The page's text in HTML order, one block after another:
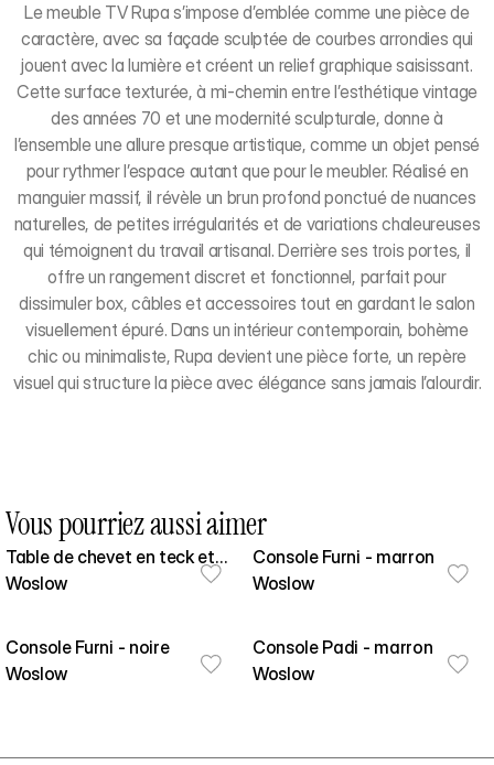
Le meuble TV Rupa s’impose d’emblée comme une pièce de
caractère, avec sa façade sculptée de courbes arrondies qui
jouent avec la lumière et créent un relief graphique saisissant.
Cette surface texturée, à mi-chemin entre l’esthétique vintage
des années 70 et une modernité sculpturale, donne à
l’ensemble une allure presque artistique, comme un objet pensé
pour rythmer l’espace autant que pour le meubler. Réalisé en
manguier massif, il révèle un brun profond ponctué de nuances
naturelles, de petites irrégularités et de variations chaleureuses
qui témoignent du travail artisanal. Derrière ses trois portes, il
offre un rangement discret et fonctionnel, parfait pour
dissimuler box, câbles et accessoires tout en gardant le salon
visuellement épuré. Dans un intérieur contemporain, bohème
chic ou minimaliste, Rupa devient une pièce forte, un repère
visuel qui structure la pièce avec élégance sans jamais l’alourdir.
Vous pourriez aussi aimer
Table de chevet en teck et
cannage
Woslow
Console Furni - marron
Woslow
Console Furni - noire
Woslow
Console Padi - marron
Woslow